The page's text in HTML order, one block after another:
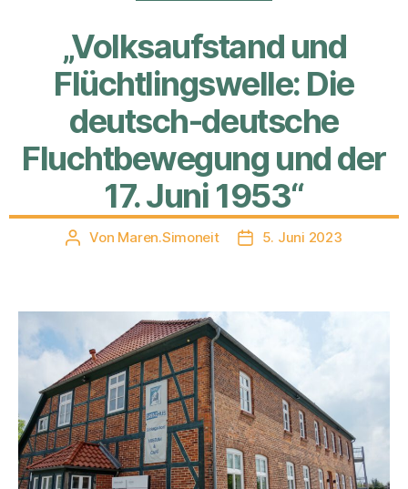
„Volksaufstand und
Flüchtlingswelle: Die
deutsch-deutsche
Fluchtbewegung und der
17. Juni 1953“
Beitragsautor
Von Maren.Simoneit Veröffentlichungsdatum
5. Juni 2023